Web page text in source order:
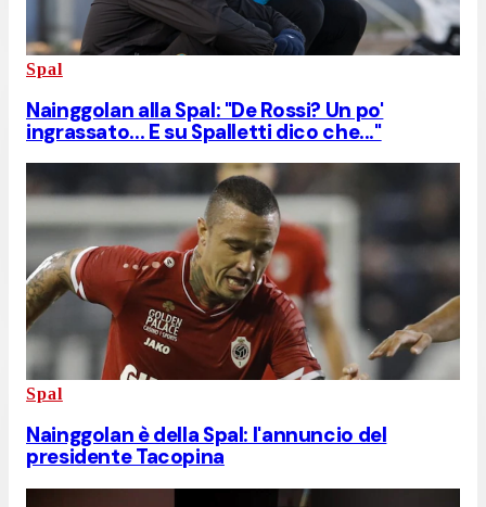
Spal
Nainggolan alla Spal: "De Rossi? Un po'
ingrassato... E su Spalletti dico che..."
Spal
Nainggolan è della Spal: l'annuncio del
presidente Tacopina